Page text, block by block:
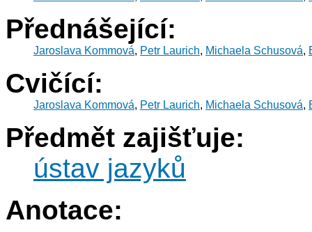
Přednášející:
Jaroslava Kommová, Petr Laurich, Michaela Schusová,
Cvičící:
Jaroslava Kommová, Petr Laurich, Michaela Schusová,
Předmět zajišťuje:
ústav jazyků
Anotace: